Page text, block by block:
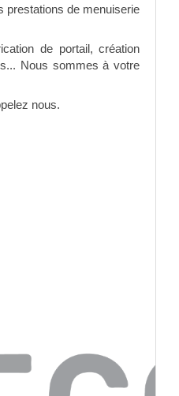
prestations de menuiserie
de portail, création
Nous sommes à votre
nous.